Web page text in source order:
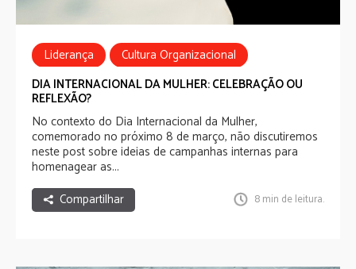
Liderança
Cultura Organizacional
DIA INTERNACIONAL DA MULHER: CELEBRAÇÃO OU
REFLEXÃO?
No contexto do Dia Internacional da Mulher,
comemorado no próximo 8 de março, não discutiremos
neste post sobre ideias de campanhas internas para
homenagear as...
Compartilhar
8 min de leitura.